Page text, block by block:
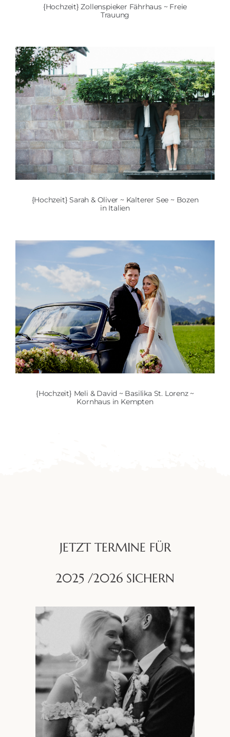
{Hochzeit} Zollenspieker Fährhaus ~ Freie
Trauung
{Hochzeit} Sarah & Oliver ~ Kalterer See ~ Bozen
in Italien
{Hochzeit} Meli & David ~ Basilika St. Lorenz ~
Kornhaus in Kempten
JETZT TERMINE FÜR
2025 /2026 SICHERN